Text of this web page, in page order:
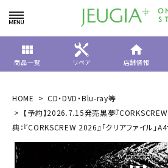
view_module
商品一覧 リペア
home
店舗情報
HOME
CD・DVD・Blu-ray等
【予約】2026.7.15発売黒夢『
典：『CORKSCREW 2026』「クリアファイル」